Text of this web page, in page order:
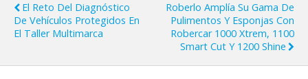
El Reto Del Diagnóstico
De Vehículos Protegidos En
El Taller Multimarca
Roberlo Amplía Su Gama De
Pulimentos Y Esponjas Con
Robercar 1000 Xtrem, 1100
Smart Cut Y 1200 Shine